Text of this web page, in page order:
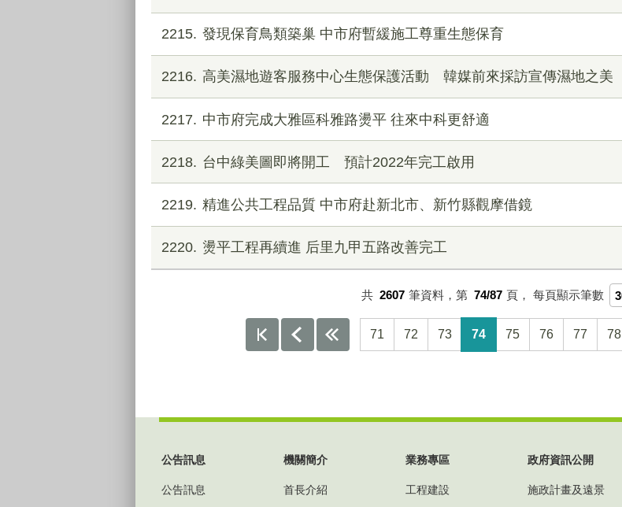
2215 發現保育鳥類築巢 中市府暫緩施工尊重生態保育
2216 高美濕地遊客服務中心生態保護活動 韓媒前來採訪宣傳濕地之美
2217 中市府完成大雅區科雅路燙平 往來中科更舒適
2218 台中綠美圖即將開工 預計2022年完工啟用
2219 精進公共工程品質 中市府赴新北市、新竹縣觀摩借鏡
2220 燙平工程再續進 后里九甲五路改善完工
共 2607 筆資料，第 74/87 頁， 每頁顯示筆數
71 72 73 74 75 76 77 78
公告訊息
公告訊息
機關簡介
首長介紹
業務專區
工程建設
政府資訊公開
施政計畫及遠景